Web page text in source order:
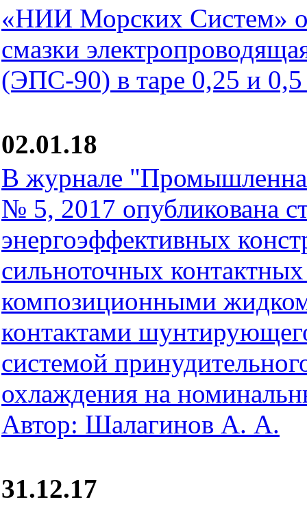
«НИИ Морских Систем»
смазки
(ЭПС-90) в таре 0,25 и 0,5
02.01.18
В журнале
№ 5, 2017 опубликована
энергоэффективных
сильноточных
композиционными
контактами
системой
охлаждения на
Автор: Шалагинов А. А.
31.12.17